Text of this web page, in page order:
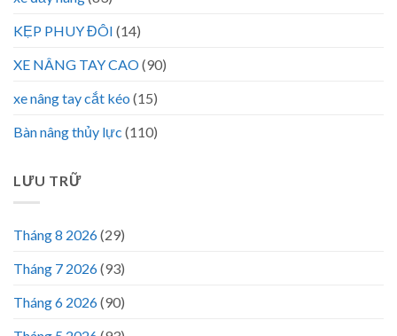
KẸP PHUY ĐÔI (14)
XE NÂNG TAY CAO(90)
xe nâng tay cắt kéo (15)
Bàn nâng thủy lực (110)
LƯU TRỮ
Tháng 8 2026(29)
Tháng 7 2026(93)
Tháng 6 2026(90)